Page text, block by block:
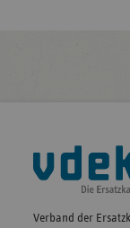
Fußleisten-
Navigation
Verband der